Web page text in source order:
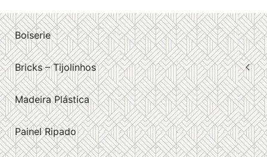
Boiserie
Bricks – Tijolinhos
Madeira Plástica
Painel Ripado